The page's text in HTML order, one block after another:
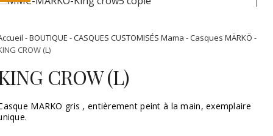
-BOUTIQUE -CASQUES CUSTOMISÉS Mama -Casques MÄRKÖ -
CROW (L)
CROW (L)
MARKO gris , entièrement peint à la main, exemplaire